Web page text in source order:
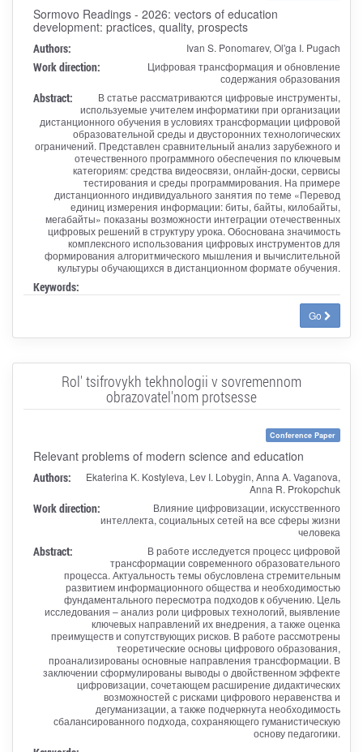
Sormovo Readings - 2026: vectors of education
development: practices, quality, prospects
Authors: Ivan S. Ponomarev, Ol'ga I. Pugach
Work direction:
Цифровая трансформация и обновление
содержания образования
Abstract:
В статье рассматриваются цифровые инструменты,
используемые учителем информатики при организации
дистанционного обучения в условиях трансформации цифровой
образовательной среды и двусторонних технологических
ограничений. Представлен сравнительный анализ зарубежного и
отечественного программного обеспечения по ключевым
категориям: средства видеосвязи, онлайн-доски, сервисы
тестирования и среды программирования. На примере
дистанционного индивидуального занятия по теме «Перевод
единиц измерения информации: биты, байты, килобайты,
мегабайты» показаны возможности интеграции отечественных
цифровых решений в структуру урока. Обоснована значимость
комплексного использования цифровых инструментов для
формирования алгоритмического мышления и вычислительной
культуры обучающихся в дистанционном формате обучения.
Keywords:
Go
Rol' tsifrovykh tekhnologii v sovremennom
obrazovatel'nom protsesse
Conference Paper
Relevant problems of modern science and education
Authors:
Ekaterina K. Kostyleva, Lev I. Lobygin, Anna A. Vaganova,
Anna R. Prokopchuk
Work direction:
Влияние цифровизации, искусственного
интеллекта, социальных сетей на все сферы жизни
человека
Abstract:
В работе исследуется процесс цифровой
трансформации современного образовательного
процесса. Актуальность темы обусловлена стремительным
развитием информационного общества и необходимостью
фундаментального пересмотра подходов к обучению. Цель
исследования – анализ роли цифровых технологий, выявление
ключевых направлений их внедрения, а также оценка
преимуществ и сопутствующих рисков. В работе рассмотрены
теоретические основы цифрового образования,
проанализированы основные направления трансформации. В
заключении сформулированы выводы о двойственном эффекте
цифровизации, сочетающем расширение дидактических
возможностей с рисками цифрового неравенства и
дегуманизации, а также подчеркнута необходимость
сбалансированного подхода, сохраняющего гуманистическую
основу педагогики.